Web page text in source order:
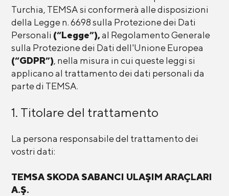
Turchia, TEMSA si conformerà alle disposizioni
della Legge n. 6698 sulla Protezione dei Dati
Personali (“Legge”),al Regolamento Generale
sulla Protezione dei Dati dell'Unione Europea
(“GDPR”), nella misura in cui queste leggi si
applicano al trattamento dei dati personali da
parte di TEMSA.
1. Titolare del trattamento
La persona responsabile del trattamento dei
vostri dati:
TEMSA SKODA SABANCI ULAŞIM ARAÇLARI
A.Ş.